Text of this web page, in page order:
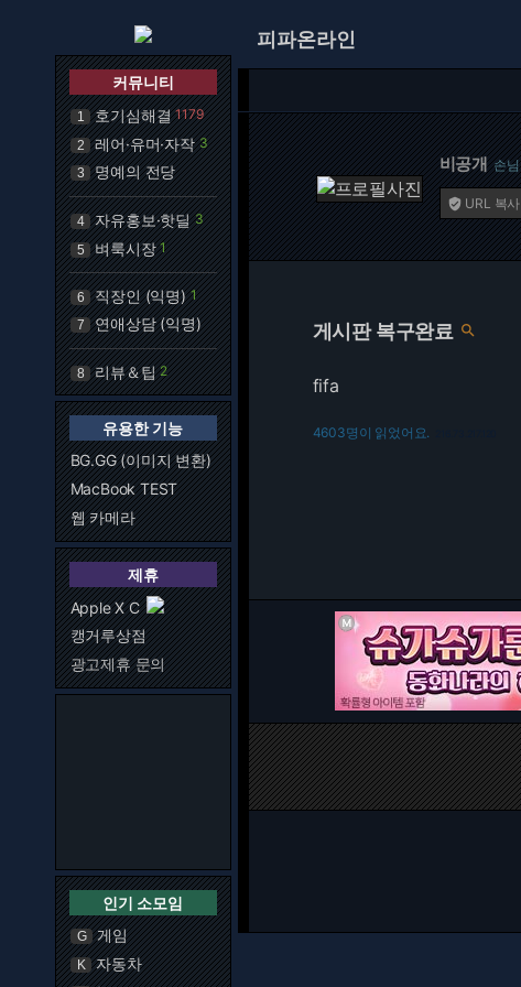
커뮤니티
1 호기심해결 1179
2 레어·유머·자작 3
3 명예의 전당
4 자유홍보·핫딜 3
5 벼룩시장 1
6 직장인 (익명) 1
7 연애상담 (익명)
8 리뷰＆팁 2
유용한 기능
BG.GG (이미지 변환)
MacBook TEST
웹 카메라
제휴
Apple X C
캥거루상점
광고제휴 문의
인기 소모임
G 게임
K 자동차
피파온라인
비공개 손님
 URL 복사
게시판 복구완료 
fifa
4603명이 읽었어요.